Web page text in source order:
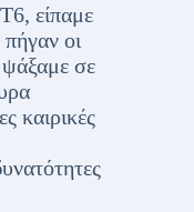
είπαμε
οι
ψάξαμε σε
καιρικές